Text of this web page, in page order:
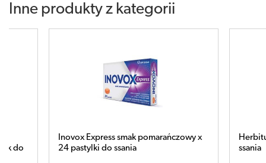
Inne produkty z kategorii
smak pomarańczowy x
Herbitussin Intense x 10 pastylek do
ssania